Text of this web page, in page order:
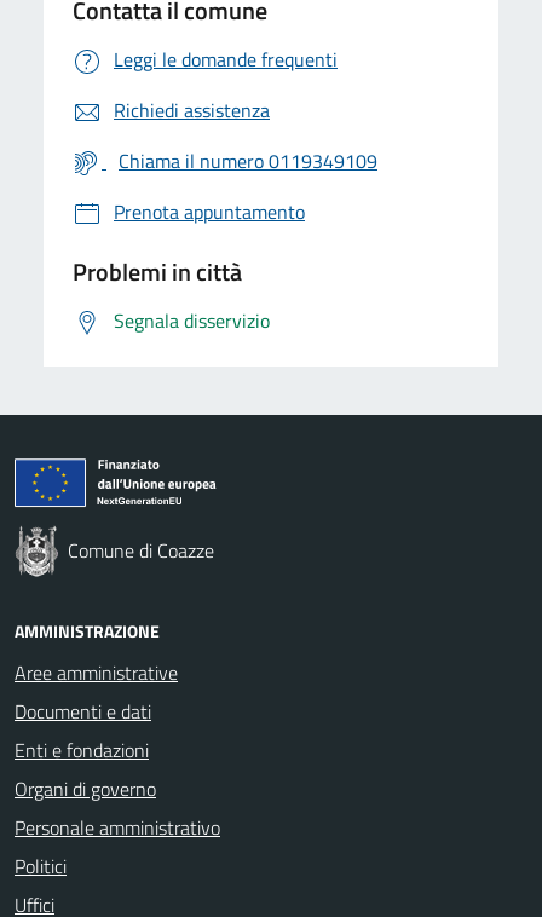
Contatta il comune
Leggi le domande frequenti
Richiedi assistenza
Chiama il numero 0119349109
Prenota appuntamento
Problemi in città
Segnala disservizio
Comune di Coazze
AMMINISTRAZIONE
Aree amministrative
Documenti e dati
Enti e fondazioni
Organi di governo
Personale amministrativo
Politici
Uffici